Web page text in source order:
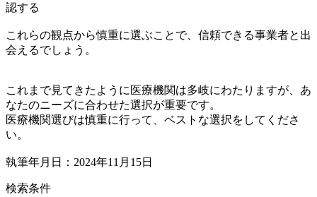
認する
これらの観点から慎重に選ぶことで、信頼できる事業者と出
会えるでしょう。
これまで見てきたように医療機関は多岐にわたりますが、あ
なたのニーズに合わせた選択が重要です。
医療機関選びは慎重に行って、ベストな選択をしてくださ
い。
執筆年月日：2024年11月15日
検索条件